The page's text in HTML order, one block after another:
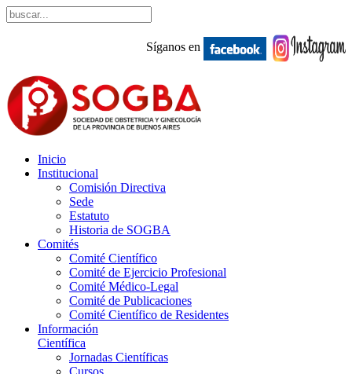
Síganos en
Inicio
Institucional
Comisión Directiva
Sede
Estatuto
Historia de SOGBA
Comités
Comité Científico
Comité de Ejercicio Profesional
Comité Médico-Legal
Comité de Publicaciones
Comité Científico de Residentes
Información
Científica
Jornadas Científicas
Cursos